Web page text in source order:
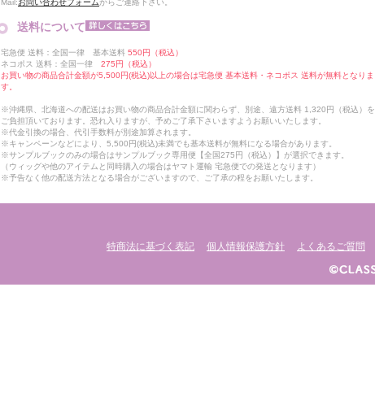
送料について
宅急便 送料：全国一律 基本送料 550円（税込）
ネコポス 送料：全国一律 275円（税込）
お買い物の商品合計金額が5,500円(税込)以上の場合は宅急便 基本送料・ネコポス 送料が無料となりま
す。
※沖縄県、北海道への配送はお買い物の商品合計金額に関わらず、別途、遠方送料 1,320円（税込）を
ご負担頂いております。恐れ入りますが、予めご了承下さいますようお願いいたします。
※代金引換の場合、代引手数料が別途加算されます。
※キャンペーンなどにより、5,500円(税込)未満でも基本送料が無料になる場合があります。
※サンプルブックのみの場合はサンプルブック専用便【全国275円（税込）】が選択できます。
（ウィッグや他のアイテムと同時購入の場合はヤマト運輸 宅急便での発送となります）
※予告なく他の配送方法となる場合がございますので、ご了承の程をお願いたします。
特商法に基づく表記 個人情報保護方針 よくあるご質問